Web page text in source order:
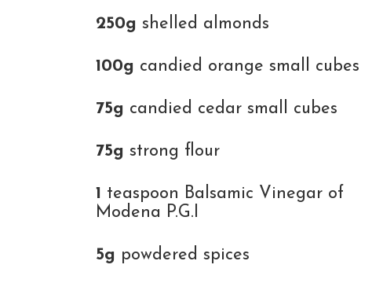
250g shelled almonds
100g candied orange small cubes
75g candied cedar small cubes
75g strong flour
1 teaspoon Balsamic Vinegar of
Modena P.G.I
5g powdered spices